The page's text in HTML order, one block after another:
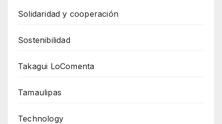
Solidaridad y cooperación
Sostenibilidad
Takagui LoComenta
Tamaulipas
Technology